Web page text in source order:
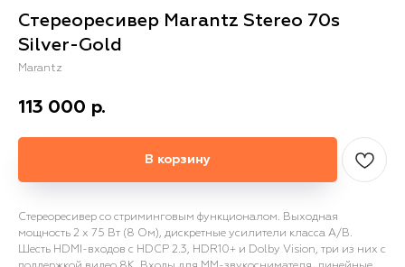
Стереоресивер Marantz Stereo 70s
Silver-Gold
Marantz
113 000 р.
В корзину
Стереоресивер со стриминговым функционалом. Выходная
мощность 2 х 75 Вт (8 Ом), дискретные усилители класса A/B.
Шесть HDMI-входов с HDCP 2.3, HDR10+ и Dolby Vision, три из них с